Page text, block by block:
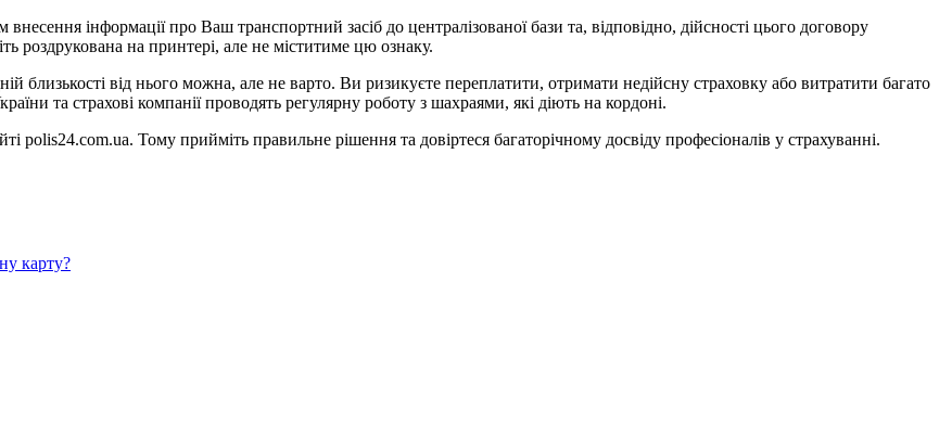
інформації про Ваш транспортний засіб до централізованої бази та, відповідно, дійсності цього договору
роздрукована на принтері, але не міститиме цю ознаку.
близькості від нього можна, але не варто. Ви ризикуєте переплатити, отримати недійсну страховку або витратити багато
та страхові компанії проводять регулярну роботу з шахраями, які діють на кордоні.
Тому прийміть правильне рішення та довіртеся багаторічному досвіду професіоналів у страхуванні.
карту?